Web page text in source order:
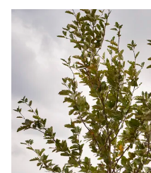
Svanemøllen
Koblingsstation